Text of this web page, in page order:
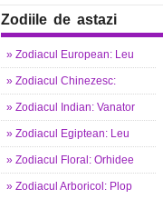
Zodiile de astazi
» Zodiacul European: Leu
» Zodiacul Chinezesc:
» Zodiacul Indian: Vanator
» Zodiacul Egiptean: Leu
» Zodiacul Floral: Orhidee
» Zodiacul Arboricol: Plop